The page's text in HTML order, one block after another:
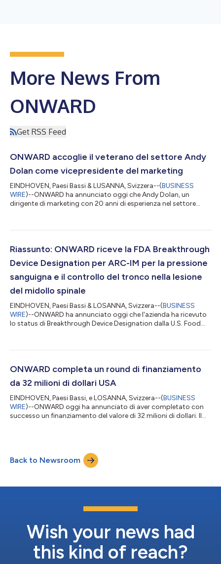
More News From
ONWARD
Get RSS Feed
ONWARD accoglie il veterano del settore Andy
Dolan come vicepresidente del marketing
EINDHOVEN, Paesi Bassi & LUSANNA, Svizzera--(BUSINESS
WIRE)--ONWARD ha annunciato oggi che Andy Dolan, un
dirigente di marketing con 20 anni di esperienza nel settore
marketing e la strategia commerciale, siamo entusiasti di avere
Officer di ONWARD. "Andy comprende le esigenze uniche delle
Riassunto: ONWARD riceve la FDA Breakthrough
Device Designation per ARC-IM per la pressione
sanguigna e il controllo del tronco nella lesione
del midollo spinale
EINDHOVEN, Paesi Bassi & LOSANNA, Svizzera--(BUSINESS
WIRE)--ONWARD ha annunciato oggi che l'azienda ha ricevuto
lo status di Breakthrough Device Designation dalla U.S. Food
persone con lesioni del midollo spinale. Questo è il terzo
i precedenti riconoscimenti per ARC-EX per la funzione degli arti
superiori e ARC-IM pe...
ONWARD completa un round di finanziamento
da 32 milioni di dollari USA
EINDHOVEN, Paesi Bassi, e LOSANNA, Svizzera--(BUSINESS
WIRE)--ONWARD oggi ha annunciato di aver completato con
successo un finanziamento del valore di 32 milioni di dollari. Il
Hanno preso parte all'operazione nuovi e numerosi investitori e
tutti gli investitori storici di ONWARD, tra cui nomi di spicco del
Back to Newsroom
Wish your news had
this kind of reach?